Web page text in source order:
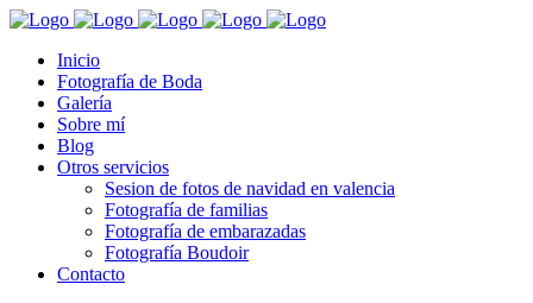
Inicio
Fotografía de Boda
Galería
Sobre mí
Blog
Otros servicios
Sesion de fotos de navidad en valencia
Fotografía de familias
Fotografía de embarazadas
Fotografía Boudoir
Contacto